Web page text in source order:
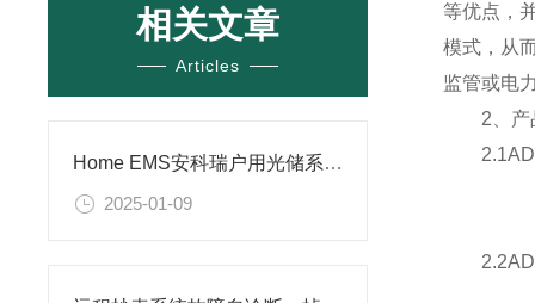
相关文章
Articles
Home EMS安科瑞户用光储系统解决方案-安科瑞潘丽
2025-01-09
等优点，
模式，从
监管或电
2、产品